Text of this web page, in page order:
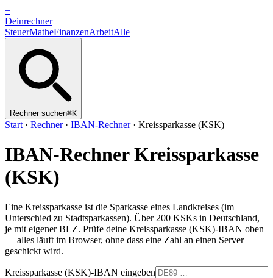
=
Deinrechner
SteuerMatheFinanzenArbeitAlle
Rechner suchen⌘K
Start · Rechner · IBAN-Rechner · Kreissparkasse (KSK)
IBAN-RechnerKreissparkasse
(KSK)
Eine Kreissparkasse ist die Sparkasse eines Landkreises (im
Unterschied zu Stadtsparkassen). Über 200 KSKs in Deutschland,
je mit eigener BLZ. Prüfe deine Kreissparkasse (KSK)-IBAN oben
— alles läuft im Browser, ohne dass eine Zahl an einen Server
geschickt wird.
Kreissparkasse (KSK)-IBAN eingeben